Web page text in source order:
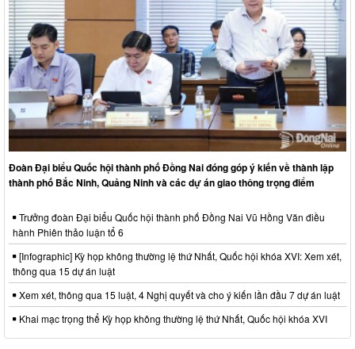
Đoàn Đại biểu Quốc hội thành phố Đồng Nai đóng góp ý kiến về thành lập
thành phố Bắc Ninh, Quảng Ninh và các dự án giao thông trọng điểm
Trưởng đoàn Đại biểu Quốc hội thành phố Đồng Nai Vũ Hồng Văn điều
hành Phiên thảo luận tổ 6
[Infographic] Kỳ họp không thường lệ thứ Nhất, Quốc hội khóa XVI: Xem xét,
thông qua 15 dự án luật
Xem xét, thông qua 15 luật, 4 Nghị quyết và cho ý kiến lần đầu 7 dự án luật
Khai mạc trọng thể Kỳ họp không thường lệ thứ Nhất, Quốc hội khóa XVI